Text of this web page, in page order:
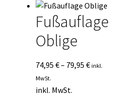
Fußauflage
Oblige
74,95 €– 79,95 € inkl.
MwSt.
inkl. MwSt.